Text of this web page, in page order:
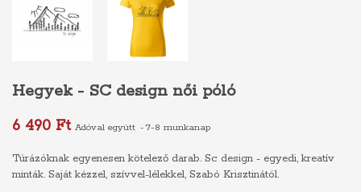
Hegyek - SC design női póló
6 490 Ft Adóval együtt 7-8 munkanap
Túrázóknak egyenesen kötelező darab. Sc design - egyedi, kreatív
minták. Saját kézzel, szívvel-lélekkel, Szabó Krisztinától.